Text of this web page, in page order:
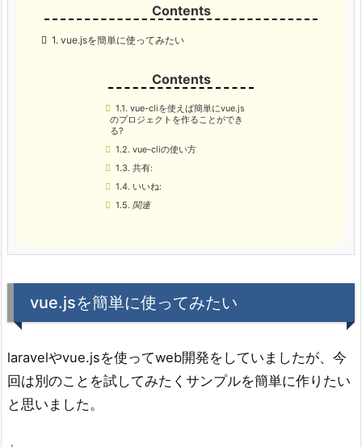
1. vue.jsを簡単に使ってみたい
1.1. vue-cliを使えば簡単にvue.js
のプロジェクトを作ることができ
る?
1.2. vue-cliの使い方
1.3. 共有:
1.4. いいね:
1.5. 関連
vue.jsを簡単に使ってみたい
laravelやvue.jsを使ってweb開発をしていましたが、今
回は別のことを試してみたくサンプルを簡単に作りたい
と思いました。